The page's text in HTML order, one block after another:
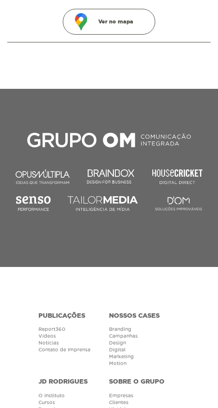
Ver no mapa
DESIGN FOR BUSINESS
PUBLICAÇÕES
Report360
Vídeos
Notícias
Contato de Imprensa
NOSSOS CASES
Branding
Campanhas
Design
Digital
Marketing
Motion
JD RODRIGUES
O Instituto
Cursos
SOBRE O GRUPO
Empresas
Clientes